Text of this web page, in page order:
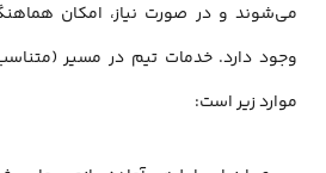
می‌شوند و در صورت نیاز، امکان
وجود دارد. خدمات تیم در مسیر
موارد زیر است: